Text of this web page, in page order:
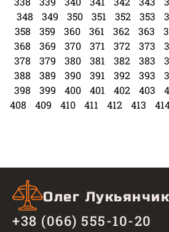
348
349 350 351 352 353
358
359 360 361 362 363
368
369 370 371 372 373
378
379 380 381 382 383
388
389 390 391 392 393
398
399 400 401 402 403
408
409 410 411 412 413
Олег
+38 (066) 555-10-20